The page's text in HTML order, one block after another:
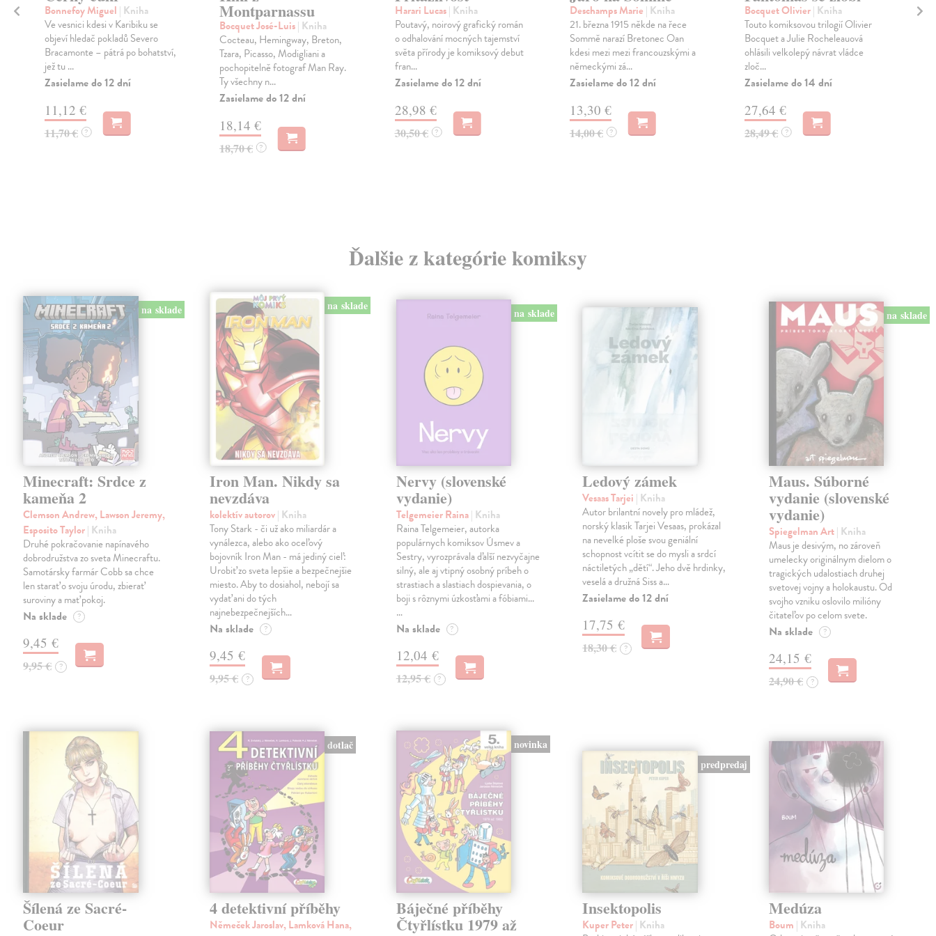
Bonnefoy Miguel | Kniha
Ve vesnici kdesi v Karibiku se
objeví hledač pokladů Severo
Bracamonte – pátrá po bohatství,
jež tu ...
Zasielame do 12 dní
11,12 €
11,70 € ?
Montparnassu
Bocquet José-Luis| Kniha
Cocteau, Hemingway, Breton,
Tzara, Picasso, Modigliani a
pochopitelně fotograf Man Ray.
Ty všechny n...
Zasielame do 12 dní
18,14 €
18,70 € ?
Harari Lucas| Kniha
Poutavý, noirový grafický román
o odhalování mocných tajemství
světa přírody je komiksový debut
fran...
Zasielame do 12 dní
28,98 €
30,50 € ?
Deschamps Marie | Kniha
21. března 1915 někde na řece
Sommě narazí Bretonec Oan
kdesi mezi mezi francouzskými a
německými zá...
Zasielame do 12 dní
13,30 €
14,00 € ?
Bocquet Olivier| Kniha
Touto komiksovou trilogií Olivier
Bocquet a Julie Rocheleauová
ohlásili velkolepý návrat vládce
zloč...
Zasielame do 14 dní
27,64 €
28,49 € ?
Ďalšie z kategórie komiksy
na sklade
Minecraft: Srdce z
kameňa 2
Clemson Andrew, Lawson Jeremy,
Esposito Taylor| Kniha
Druhé pokračovanie napínavého
dobrodružstva zo sveta Minecraftu.
Samotársky farmár Cobb sa chce
len starať o svoju úrodu, zbierať
suroviny a mať pokoj.
Na sklade ?
9,45 €
9,95 € ?
na sklade
Iron Man. Nikdy sa
nevzdáva
kolektív autorov| Kniha
Tony Stark - či už ako miliardár a
vynálezca, alebo ako oceľový
bojovník Iron Man - má jediný cieľ:
Urobiť zo sveta lepšie a bezpečnejšie
miesto. Aby to dosiahol, nebojí sa
vydať ani do tých
najnebezpečnejších…
Na sklade ?
9,45 €
9,95 € ?
na sklade
Nervy (slovenské
vydanie)
Telgemeier Raina| Kniha
Raina Telgemeier, autorka
populárnych komiksov Úsmev a
Sestry, vyrozprávala ďalší nezvyčajne
silný, ale aj vtipný osobný príbeh o
strastiach a slastiach dospievania, o
boji s rôznymi úzkosťami a fóbiami...
…
Na sklade ?
12,04 €
12,95 € ?
Ledový zámek
Vesaas Tarjei | Kniha
Autor brilantní novely pro mládež,
norský klasik Tarjei Vesaas, prokázal
na nevelké ploše svou geniální
schopnost vcítit se do mysli a srdcí
náctiletých „dětí“. Jeho dvě hrdinky,
veselá a družná Siss a…
Zasielame do 12 dní
17,75 €
18,30 € ?
na sklade
Maus. Súborné
vydanie (slovenské
vydanie)
Spiegelman Art| Kniha
Maus je desivým, no zároveň
umelecky originálnym dielom o
tragických udalostiach druhej
svetovej vojny a holokaustu. Od
svojho vzniku oslovilo milióny
čitateľov po celom svete.
Na sklade ?
24,15 €
24,90 € ?
Šílená ze Sacré-
Coeur
dotlač
4 detektivní příběhy
Němeček Jaroslav, Lamková Hana,
novinka
Báječné příběhy
Čtyřlístku 1979 až
predpredaj
Insektopolis
Kuper Peter| Kniha
Medúza
Boum | Kniha